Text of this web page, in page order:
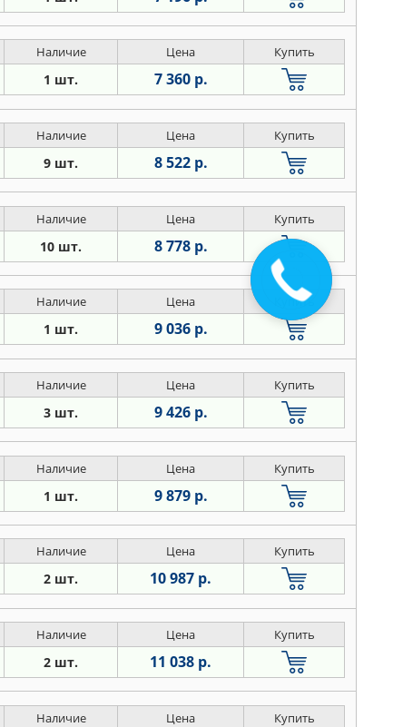
Наличие Цена Купить
1 шт. 7 360 р.
Наличие Цена Купить
9 шт. 8 522 р.
Наличие Цена Купить
10 шт. 8 778 р.
Наличие Цена Купить
1 шт. 9 036 р.
Наличие Цена Купить
3 шт. 9 426 р.
Наличие Цена Купить
1 шт. 9 879 р.
Наличие Цена Купить
2 шт. 10 987 р.
Наличие Цена Купить
2 шт. 11 038 р.
Наличие Цена Купить